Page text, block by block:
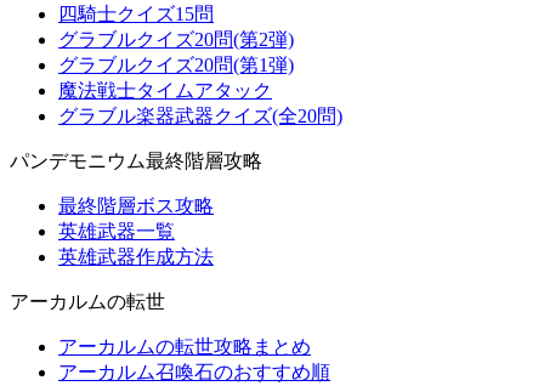
四騎士クイズ15問
グラブルクイズ20問(第2弾)
グラブルクイズ20問(第1弾)
魔法戦士タイムアタック
グラブル楽器武器クイズ(全20問)
パンデモニウム最終階層攻略
最終階層ボス攻略
英雄武器一覧
英雄武器作成方法
アーカルムの転世
アーカルムの転世攻略まとめ
アーカルム召喚石のおすすめ順